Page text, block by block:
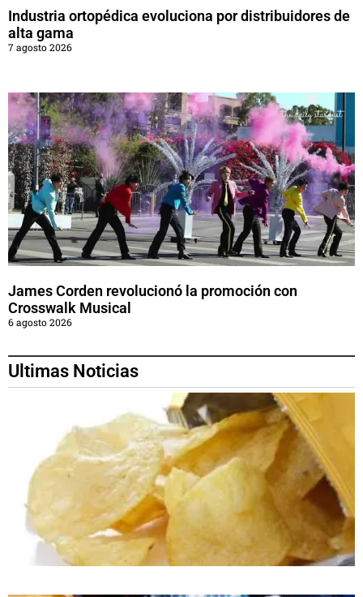
Industria ortopédica evoluciona por distribuidores de
alta gama
7 agosto 2026
James Corden revolucionó la promoción con
Crosswalk Musical
6 agosto 2026
Ultimas Noticias